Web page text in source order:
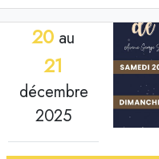
20 au
21
décembre
2025